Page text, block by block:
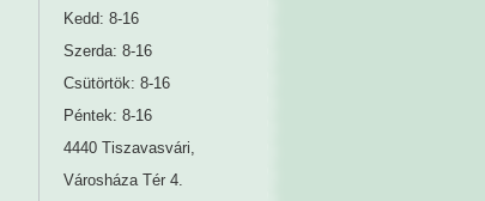
Kedd: 8-16
Szerda: 8-16
Csütörtök: 8-16
Péntek: 8-16
4440 Tiszavasvári,
Városháza Tér 4.